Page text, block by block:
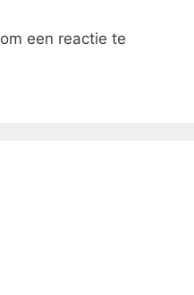
om een reactie te